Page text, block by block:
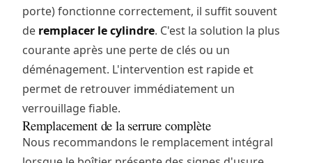
porte) fonctionne correctement, il suffit souvent
de remplacer le cylindre. C'est la solution la plus
courante après une perte de clés ou un
déménagement. L'intervention est rapide et
permet de retrouver immédiatement un
verrouillage fiable.
Remplacement de la serrure complète
Nous recommandons le remplacement intégral